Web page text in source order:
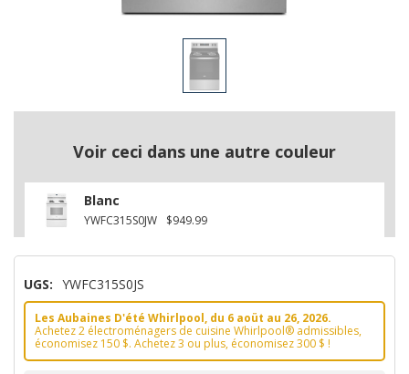
Voir ceci dans une autre couleur
Blanc
YWFC315S0JW $949.99
UGS: YWFC315S0JS
Les Aubaines D'été Whirlpool, du 6 aoüt au 26, 2026.
Achetez 2 électroménagers de cuisine Whirlpool® admissibles,
économisez 150 $. Achetez 3 ou plus, économisez 300 $ !